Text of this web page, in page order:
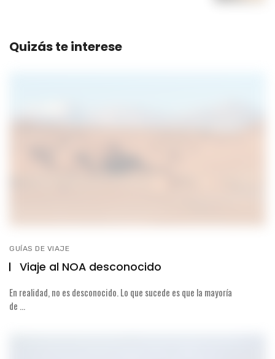
Quizás te interese
GUÍAS DE VIAJE
Viaje al NOA desconocido
En realidad, no es desconocido. Lo que sucede es que la mayoría
de ...